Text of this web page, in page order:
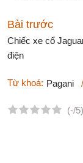
Bài trước
Chiếc xe cổ
điện
Từ khoá: Pagani /
(-/5)